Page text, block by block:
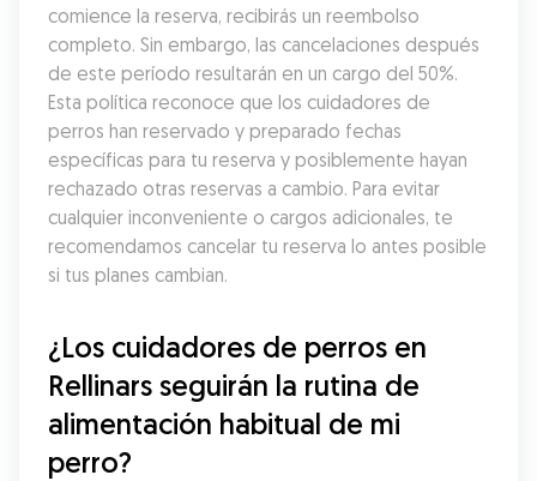
comience la reserva, recibirás un reembolso
completo. Sin embargo, las cancelaciones después
de este período resultarán en un cargo del 50%.
Esta política reconoce que los cuidadores de
perros han reservado y preparado fechas
específicas para tu reserva y posiblemente hayan
rechazado otras reservas a cambio. Para evitar
cualquier inconveniente o cargos adicionales, te
recomendamos cancelar tu reserva lo antes posible
si tus planes cambian.
¿Los cuidadores de perros en
Rellinars seguirán la rutina de
alimentación habitual de mi
perro?